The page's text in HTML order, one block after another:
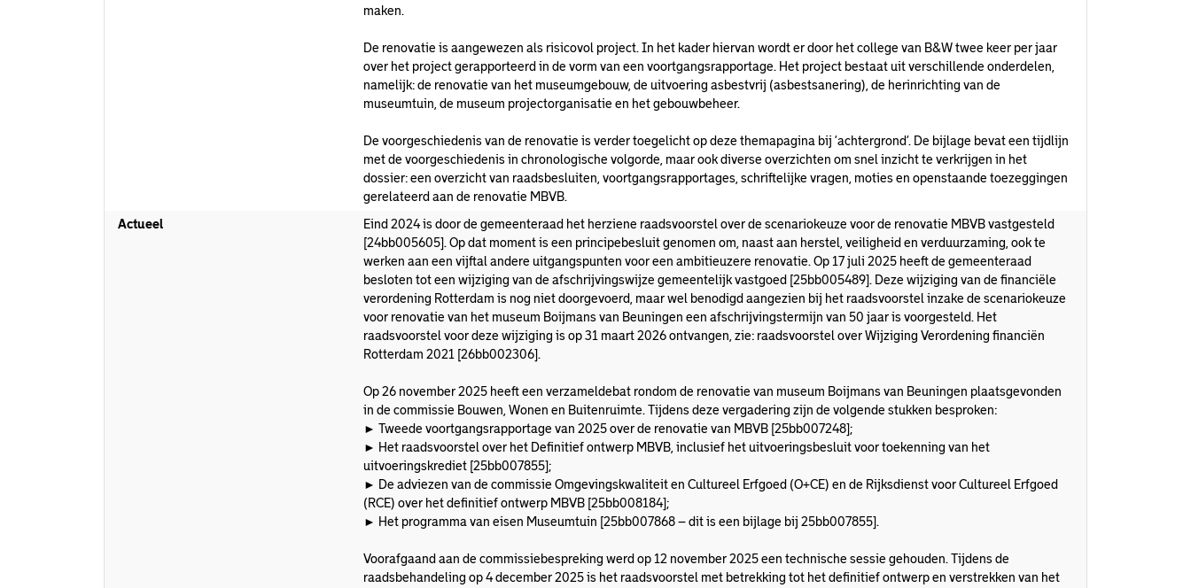
maken.
De renovatie is aangewezen als risicovol project. In het kader hiervan wordt er door het college van B&W twee keer per jaar
over het project gerapporteerd in de vorm van een voortgangsrapportage. Het project bestaat uit verschillende onderdelen,
namelijk: de renovatie van het museumgebouw, de uitvoering asbestvrij (asbestsanering), de herinrichting van de
museumtuin, de museum projectorganisatie en het gebouwbeheer.
De voorgeschiedenis van de renovatie is verder toegelicht op deze themapagina bij ‘achtergrond’. De bijlage bevat een tijdlijn
met de voorgeschiedenis in chronologische volgorde, maar ook diverse overzichten om snel inzicht te verkrijgen in het
dossier: een overzicht van raadsbesluiten, voortgangsrapportages, schriftelijke vragen, moties en openstaande toezeggingen
gerelateerd aan de renovatie MBVB.
Actueel
Eind 2024 is door de gemeenteraad het herziene raadsvoorstel over de scenariokeuze voor de renovatie MBVB vastgesteld
[24bb005605]. Op dat moment is een principebesluit genomen om, naast aan herstel, veiligheid en verduurzaming, ook te
werken aan een vijftal andere uitgangspunten voor een ambitieuzere renovatie. Op 17 juli 2025 heeft de gemeenteraad
besloten tot een wijziging van de afschrijvingswijze gemeentelijk vastgoed [25bb005489]. Deze wijziging van de financiële
verordening Rotterdam is nog niet doorgevoerd, maar wel benodigd aangezien bij het raadsvoorstel inzake de scenariokeuze
voor renovatie van het museum Boijmans van Beuningen een afschrijvingstermijn van 50 jaar is voorgesteld. Het
raadsvoorstel voor deze wijziging is op 31 maart 2026 ontvangen, zie: raadsvoorstel over Wijziging Verordening financiën
Rotterdam 2021 [26bb002306].
Op 26 november 2025 heeft een verzameldebat rondom de renovatie van museum Boijmans van Beuningen plaatsgevonden
in de commissie Bouwen, Wonen en Buitenruimte. Tijdens deze vergadering zijn de volgende stukken besproken:
► Tweede voortgangsrapportage van 2025 over de renovatie van MBVB [25bb007248];
► Het raadsvoorstel over het Definitief ontwerp MBVB, inclusief het uitvoeringsbesluit voor toekenning van het
uitvoeringskrediet [25bb007855];
► De adviezen van de commissie Omgevingskwaliteit en Cultureel Erfgoed (O+CE) en de Rijksdienst voor Cultureel Erfgoed
(RCE) over het definitief ontwerp MBVB [25bb008184];
► Het programma van eisen Museumtuin [25bb007868 – dit is een bijlage bij 25bb007855].
Voorafgaand aan de commissiebespreking werd op 12 november 2025 een technische sessie gehouden. Tijdens de
raadsbehandeling op 4 december 2025 is het raadsvoorstel met betrekking tot het definitief ontwerp en verstrekken van het